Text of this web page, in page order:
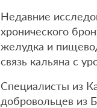
Недавние
хронического
желудка и
связь кальяна с
Специалисты из
добровольцев из